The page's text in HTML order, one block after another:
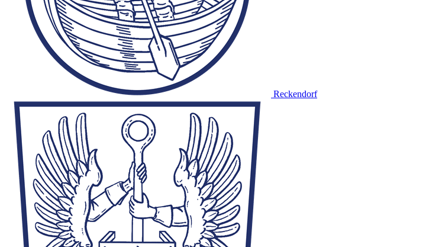
Reckendorf